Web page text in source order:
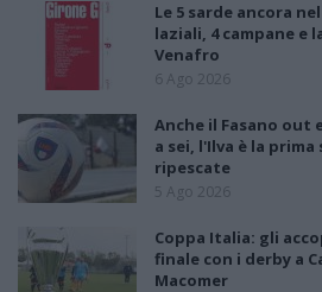
Le 5 sarde ancora
laziali, 4 campane e
Venafro
6 Ago 2026
Anche il Fasano out
a sei, l'Ilva è la
ripescate
5 Ago 2026
Coppa Italia: gli
finale con i derby a
Macomer